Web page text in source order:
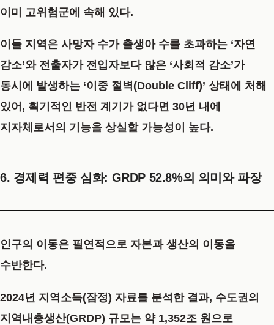
이미 고위험군에 속해 있다.
이들 지역은 사망자 수가 출생아 수를 초과하는 ‘자연
감소’와 전출자가 전입자보다 많은 ‘사회적 감소’가
동시에 발생하는 ‘이중 절벽(Double Cliff)’ 상태에 처해
있어, 획기적인 반전 계기가 없다면 30년 내에
지자체로서의 기능을 상실할 가능성이 높다.
6. 경제력 편중 심화: GRDP 52.8%의 의미와 파장
인구의 이동은 필연적으로 자본과 생산의 이동을
수반한다.
2024년 지역소득(잠정) 자료를 분석한 결과, 수도권의
지역내총생산(GRDP) 규모는 약 1,352조 원으로